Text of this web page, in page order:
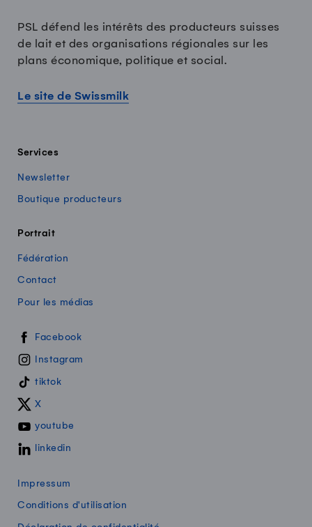
PSL défend les intérêts des producteurs suisses
de lait et des organisations régionales sur les
plans économique, politique et social.
Le site de Swissmilk
Services
Newsletter
Boutique producteurs
Portrait
Fédération
Contact
Pour les médias
Swissmilk sur les réseaux sociaux
Facebook
Instagram
tiktok
X
youtube
linkedin
Impressum
Conditions d'utilisation